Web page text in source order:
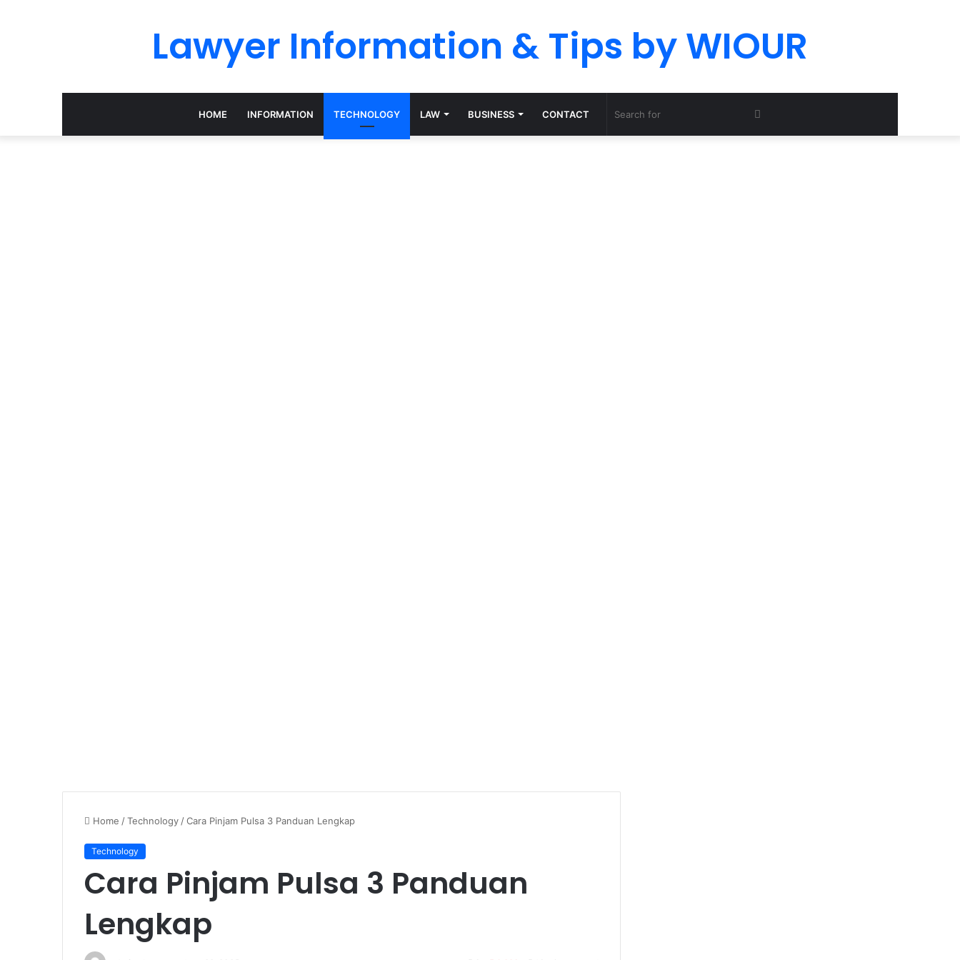
Lawyer Information & Tips by WIOUR
HOME INFORMATION TECHNOLOGY LAW BUSINESS CONTACT Search
Home /Technology /Cara Pinjam Pulsa 3 Panduan Lengkap
Technology
Cara Pinjam Pulsa 3 Panduan
Lengkap